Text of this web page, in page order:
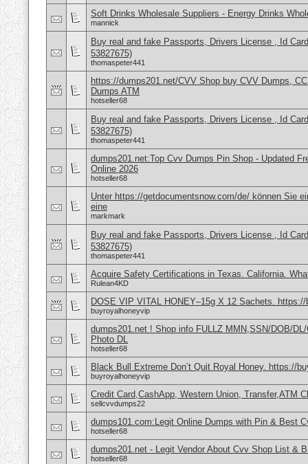
Soft Drinks Wholesale Suppliers - Energy Drinks
mannick
Buy real and fake Passports, Drivers License , Id
53827675)
thomaspeter441
https://dumps201.net/CVV Shop buy CVV Dumps,
Dumps ATM
hotseller68
Buy real and fake Passports, Drivers License , Id
53827675)
thomaspeter441
dumps201.net:Top Cvv Dumps Pin Shop - Updated
Online 2026
hotseller68
Unter https://getdocumentsnow.com/de/ können Sie
eine
markmark
Buy real and fake Passports, Drivers License , Id
53827675)
thomaspeter441
Acquire Safety Certifications in Texas. California.
Rulean4KD
DOSE VIP VITAL HONEY–15g X 12 Sachets.
buyroyalhoneyvip
dumps201.net ! Shop info FULLZ MMN,SSN/DOB/
Photo DL
hotseller68
Black Bull Extreme Don’t Quit Royal Honey. https://
buyroyalhoneyvip
Credit Card,CashApp, Western Union, Transfer,ATM
sellcvvdumps22
dumps101.com:Legit Online Dumps with Pin & Best
hotseller68
dumps201.net - Legit Vendor About Cvv Shop List &
hotseller68